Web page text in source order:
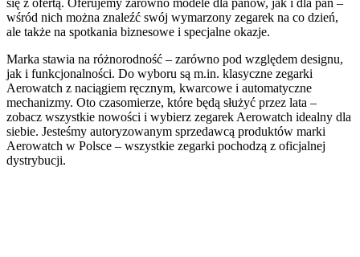
się z ofertą. Oferujemy zarówno modele dla panów, jak i dla pań –
wśród nich można znaleźć swój wymarzony zegarek na co dzień,
ale także na spotkania biznesowe i specjalne okazje.
Marka stawia na różnorodność – zarówno pod względem designu,
jak i funkcjonalności. Do wyboru są m.in. klasyczne zegarki
Aerowatch z naciągiem ręcznym, kwarcowe i automatyczne
mechanizmy. Oto czasomierze, które będą służyć przez lata –
zobacz wszystkie nowości i wybierz zegarek Aerowatch idealny dla
siebie. Jesteśmy autoryzowanym sprzedawcą produktów marki
Aerowatch w Polsce – wszystkie zegarki pochodzą z oficjalnej
dystrybucji.